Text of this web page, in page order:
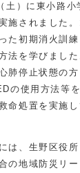
）に東小路小
施されました
た初期消火訓
法を学びまし
肺停止状態の
の使用方法等
命処置を実施
は、生野区役
の地域防災リ